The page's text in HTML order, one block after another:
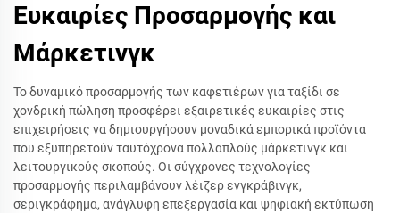
Ευκαιρίες Προσαρμογής και
Μάρκετινγκ
Το δυναμικό προσαρμογής των καφετιέρων για ταξίδι σε
χονδρική πώληση προσφέρει εξαιρετικές ευκαιρίες στις
επιχειρήσεις να δημιουργήσουν μοναδικά εμπορικά προϊόντα
που εξυπηρετούν ταυτόχρονα πολλαπλούς μάρκετινγκ και
λειτουργικούς σκοπούς. Οι σύγχρονες τεχνολογίες
προσαρμογής περιλαμβάνουν λέιζερ ενγκράβινγκ,
σεριγκράφημα, ανάγλυφη επεξεργασία και ψηφιακή εκτύπωση